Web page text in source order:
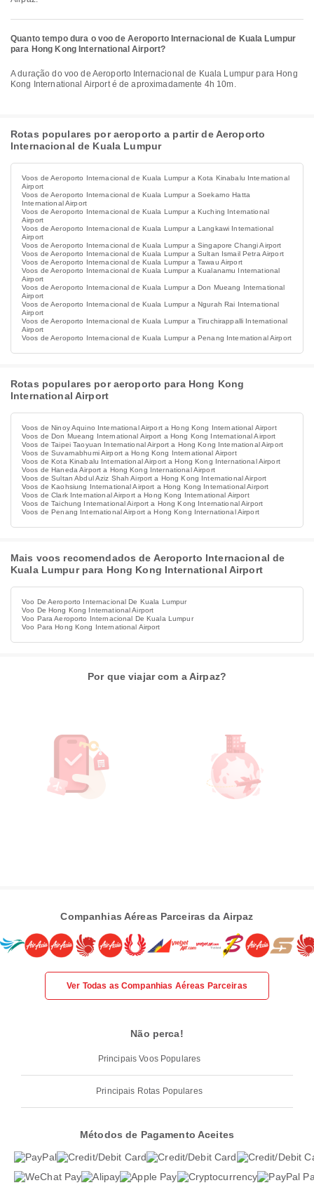
Quanto tempo dura o voo de Aeroporto Internacional de Kuala Lumpur
para Hong Kong International Airport?
A duração do voo de Aeroporto Internacional de Kuala Lumpur para Hong
Kong International Airport é de aproximadamente 4h 10m.
Rotas populares por aeroporto a partir de Aeroporto
Internacional de Kuala Lumpur
Voos de Aeroporto Internacional de Kuala Lumpur a Kota Kinabalu International
Airport
Voos de Aeroporto Internacional de Kuala Lumpur a Soekarno Hatta
International Airport
Voos de Aeroporto Internacional de Kuala Lumpur a Kuching International
Airport
Voos de Aeroporto Internacional de Kuala Lumpur a Langkawi International
Airport
Voos de Aeroporto Internacional de Kuala Lumpur a Singapore Changi Airport
Voos de Aeroporto Internacional de Kuala Lumpur a Sultan Ismail Petra Airport
Voos de Aeroporto Internacional de Kuala Lumpur a Tawau Airport
Voos de Aeroporto Internacional de Kuala Lumpur a Kualanamu International
Airport
Voos de Aeroporto Internacional de Kuala Lumpur a Don Mueang International
Airport
Voos de Aeroporto Internacional de Kuala Lumpur a Ngurah Rai International
Airport
Voos de Aeroporto Internacional de Kuala Lumpur a Tiruchirappalli International
Airport
Voos de Aeroporto Internacional de Kuala Lumpur a Penang International Airport
Rotas populares por aeroporto para Hong Kong
International Airport
Voos de Ninoy Aquino International Airport a Hong Kong International Airport
Voos de Don Mueang International Airport a Hong Kong International Airport
Voos de Taipei Taoyuan International Airport a Hong Kong International Airport
Voos de Suvarnabhumi Airport a Hong Kong International Airport
Voos de Kota Kinabalu International Airport a Hong Kong International Airport
Voos de Haneda Airport a Hong Kong International Airport
Voos de Sultan Abdul Aziz Shah Airport a Hong Kong International Airport
Voos de Kaohsiung International Airport a Hong Kong International Airport
Voos de Clark International Airport a Hong Kong International Airport
Voos de Taichung International Airport a Hong Kong International Airport
Voos de Penang International Airport a Hong Kong International Airport
Mais voos recomendados de Aeroporto Internacional de
Kuala Lumpur para Hong Kong International Airport
Voo De Aeroporto Internacional De Kuala Lumpur
Voo De Hong Kong International Airport
Voo Para Aeroporto Internacional De Kuala Lumpur
Voo Para Hong Kong International Airport
Por que viajar com a Airpaz?
Companhias Aéreas Parceiras da Airpaz
Ver Todas as Companhias Aéreas Parceiras
Não perca!
Principais Voos Populares
Principais Rotas Populares
Métodos de Pagamento Aceites